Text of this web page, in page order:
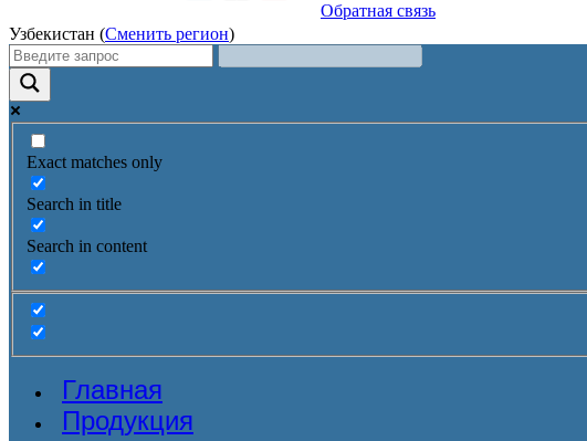
Обратная связь
Узбекистан (Сменить регион)
Exact matches only
Search in title
Search in content
Главная
Продукция